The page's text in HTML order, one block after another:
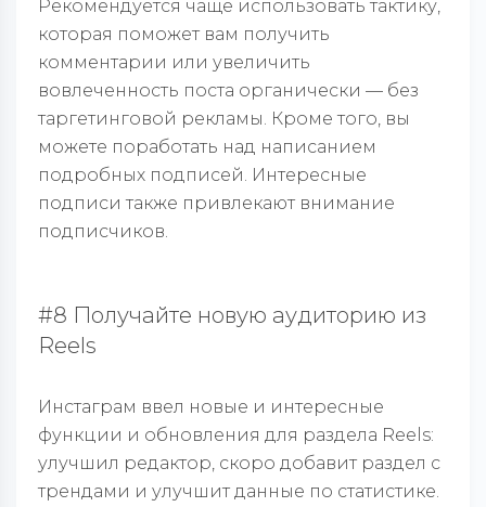
Рекомендуется чаще использовать тактику,
которая поможет вам получить
комментарии или увеличить
вовлеченность поста органически — без
таргетинговой рекламы. Кроме того, вы
можете поработать над написанием
подробных подписей. Интересные
подписи также привлекают внимание
подписчиков.
#8 Получайте новую аудиторию из
Reels
Инстаграм ввел новые и интересные
функции и обновления для раздела Reels:
улучшил редактор, скоро добавит раздел с
трендами и улучшит данные по статистике.